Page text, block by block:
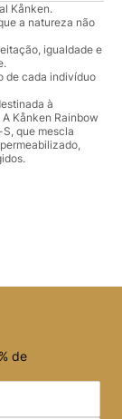
Kånken.
a natureza não
igualdade e
de cada indivíduo
à
Kånken Rainbow
que mescla
de